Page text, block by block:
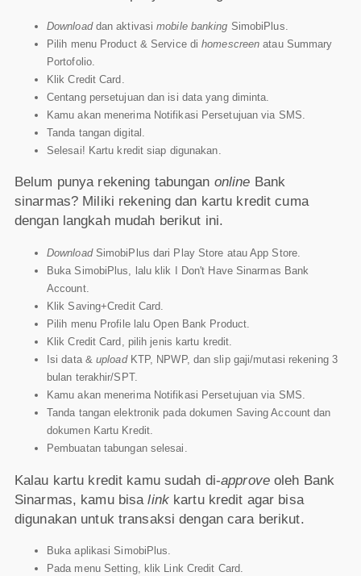
Download dan aktivasimobile banking SimobiPlus.
Pilih menu Product & Service dihomescreenatau Summary
Portofolio.
Klik Credit Card.
Centang persetujuan dan isi data yang diminta.
Kamu akan menerima Notifikasi Persetujuan via SMS.
Tanda tangan digital.
Selesai! Kartu kredit siap digunakan.
Belum punya rekening tabungan online Bank
sinarmas? Miliki rekening dan kartu kredit cuma
dengan langkah mudah berikut ini.
DownloadSimobiPlus dari Play Store atau App Store.
Buka SimobiPlus, lalu klik I Don't Have Sinarmas Bank
Account.
Klik Saving+Credit Card.
Pilih menu Profile lalu Open Bank Product.
Klik Credit Card, pilih jenis kartu kredit.
Isi data &uploadKTP, NPWP, dan slip gaji/mutasi rekening 3
bulan terakhir/SPT.
Kamu akan menerima Notifikasi Persetujuan via SMS.
Tanda tangan elektronik pada dokumen Saving Account dan
dokumen Kartu Kredit.
Pembuatan tabungan selesai.
Kalau kartu kredit kamu sudah di-approveoleh Bank
Sinarmas, kamu bisalinkkartu kredit agar bisa
digunakan untuk transaksi dengan cara berikut.
Buka aplikasi SimobiPlus.
Pada menu Setting, klik Link Credit Card.